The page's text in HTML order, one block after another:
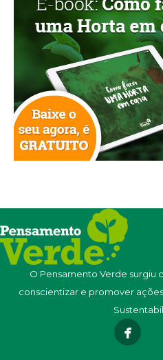
O Pensamento Verde surgiu
conscientizar e promover